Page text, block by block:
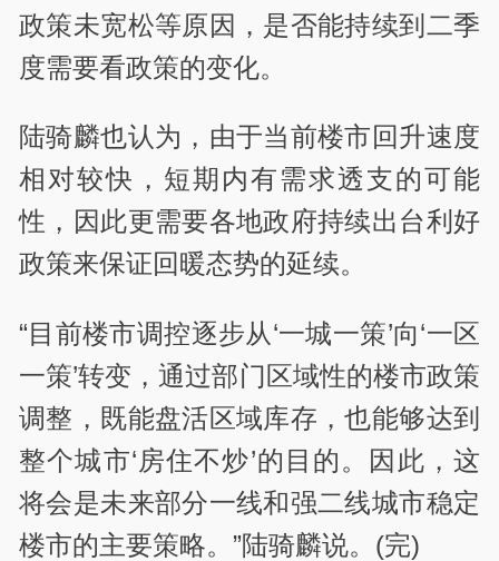
政策未宽松等原因，是否能持续到二季
度需要看政策的变化。
陆骑麟也认为，由于当前楼市回升速度
相对较快，短期内有需求透支的可能
性，因此更需要各地政府持续出台利好
政策来保证回暖态势的延续。
“目前楼市调控逐步从‘一城一策’向‘一区
一策’转变，通过部门区域性的楼市政策
调整，既能盘活区域库存，也能够达到
整个城市‘房住不炒’的目的。因此，这
将会是未来部分一线和强二线城市稳定
楼市的主要策略。”陆骑麟说。(完)